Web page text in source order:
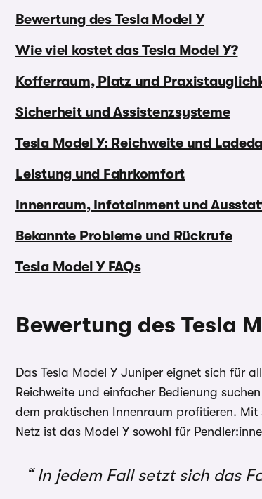
Bewertung des Tesla Model Y
Wie viel kostet das Tesla Model Y?
Kofferraum, Platz und
Sicherheit und Assistenzsysteme
Tesla Model Y: Reichweite und
Leistung und Fahrkomfort
Innenraum, Infotainment und
Bekannte Probleme und Rückrufe
Tesla Model Y FAQs
Bewertung des Tesla
Das Tesla Model Y Juniper eignet sich für
Reichweite und einfacher Bedienung
dem praktischen Innenraum profitieren. Mit
Netz ist das Model Y sowohl für
In jedem Fall setzt sich das